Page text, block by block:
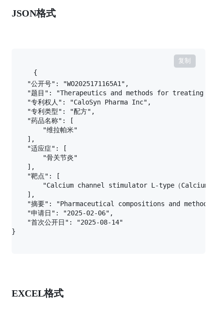
JSON格式
复制
{
    "公开号": "WO2025171165A1",
"题目": "Therapeutics and methods for treating
    "专利权人": "CaloSyn Pharma Inc",
    "专利类型": "配方",
    "药品名称": [
        "维拉帕米"
    ],
    "适应症": [
        "骨关节炎"
    ],
    "靶点": [
"Calcium channel stimulator L-type（Calcium
    ],
"摘要": "Pharmaceutical compositions and
    "申请日": "2025-02-06",
    "首次公开日": "2025-08-14"
EXCEL格式